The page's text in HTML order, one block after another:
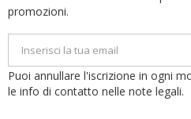
promozioni.
Puoi annullare l'iscrizione in ogni
le info di contatto nelle note legali.